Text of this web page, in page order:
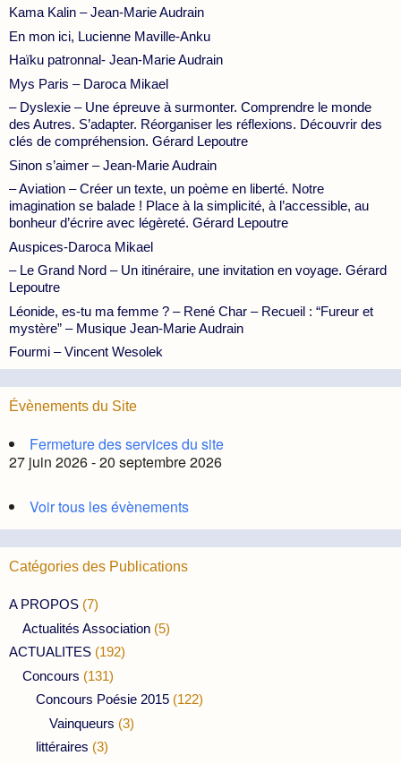
Kama Kalin – Jean-Marie Audrain
En mon ici, Lucienne Maville-Anku
Haïku patronnal- Jean-Marie Audrain
Mys Paris – Daroca Mikael
– Dyslexie – Une épreuve à surmonter. Comprendre le monde
des Autres. S’adapter. Réorganiser les réflexions. Découvrir des
clés de compréhension. Gérard Lepoutre
Sinon s’aimer – Jean-Marie Audrain
– Aviation – Créer un texte, un poème en liberté. Notre
imagination se balade ! Place à la simplicité, à l’accessible, au
bonheur d’écrire avec légèreté. Gérard Lepoutre
Auspices-Daroca Mikael
– Le Grand Nord – Un itinéraire, une invitation en voyage. Gérard
Lepoutre
Léonide, es-tu ma femme ? – René Char – Recueil : “Fureur et
mystère” – Musique Jean-Marie Audrain
Fourmi – Vincent Wesolek
Évènements du Site
Fermeture des services du site
27 juin 2026 - 20 septembre 2026
Voir tous les évènements
Catégories des Publications
A PROPOS (7)
Actualités Association (5)
ACTUALITES (192)
Concours (131)
Concours Poésie 2015 (122)
Vainqueurs (3)
littéraires (3)